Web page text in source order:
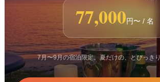
77,000円〜 / 名
7月〜9月の宿泊限定。夏だけの、とびっき